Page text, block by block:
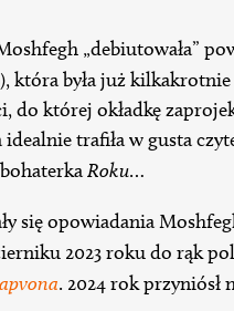
„debiutowała”
która była już
do której okładkę
trafiła w gusta
Roku…
się opowiadania
2023 roku do rąk
. 2024 rok przyniósł